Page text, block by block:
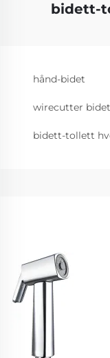
bidett-
hånd-bidet
wirecutter
bidett-tollett